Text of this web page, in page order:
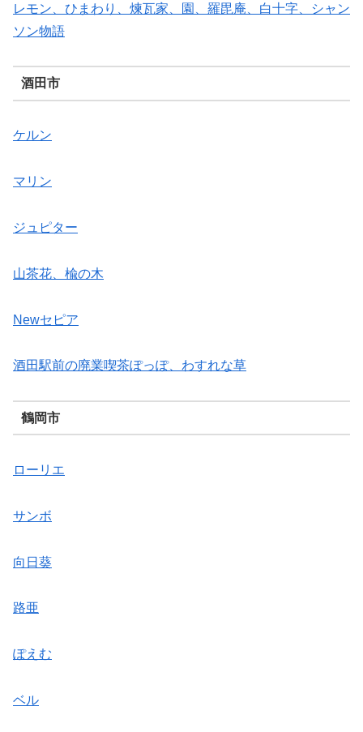
レモン、ひまわり、煉瓦家、園、羅毘庵、白十字、シャン
ソン物語
酒田市
ケルン
マリン
ジュピター
山茶花、楡の木
Newセピア
酒田駅前の廃業喫茶ぽっぽ、わすれな草
鶴岡市
ローリエ
サンボ
向日葵
路亜
ぽえむ
ベル